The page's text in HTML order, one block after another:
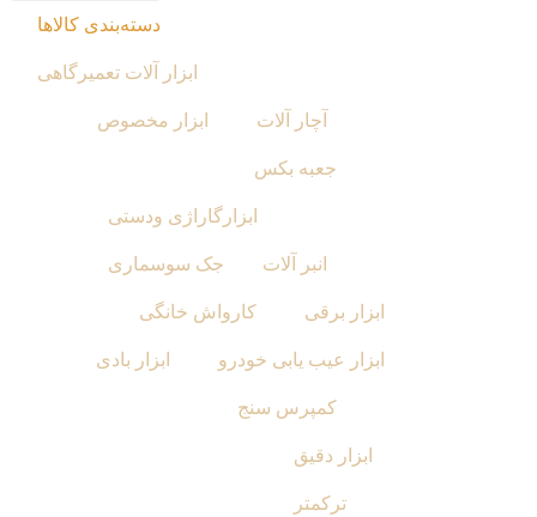
دسته‌بندی کالاها
ابزار آلات تعمیرگاهی
آچار آلات ابزار مخصوص
جعبه بکس
ابزارگاراژی ودستی
انبر آلات جک سوسماری
ابزار برقی کارواش خانگی
ابزار عیب یابی خودرو
کمپرس سنج
ابزار بادی
ابزار دقیق
ترکمتر